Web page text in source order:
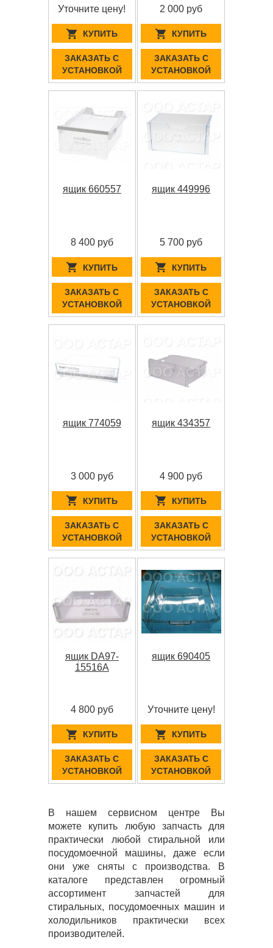
Уточните цену!
КУПИТЬ
ЗАКАЗАТЬ С
УСТАНОВКОЙ
2 000 руб
КУПИТЬ
ЗАКАЗАТЬ С
УСТАНОВКОЙ
ящик 660557
8 400 руб
КУПИТЬ
ЗАКАЗАТЬ С
УСТАНОВКОЙ
ящик 449996
5 700 руб
КУПИТЬ
ЗАКАЗАТЬ С
УСТАНОВКОЙ
ящик 774059
3 000 руб
КУПИТЬ
ЗАКАЗАТЬ С
УСТАНОВКОЙ
ящик 434357
4 900 руб
КУПИТЬ
ЗАКАЗАТЬ С
УСТАНОВКОЙ
ящик DA97-
15516A
4 800 руб
КУПИТЬ
ЗАКАЗАТЬ С
УСТАНОВКОЙ
ящик 690405
Уточните цену!
КУПИТЬ
ЗАКАЗАТЬ С
УСТАНОВКОЙ
В нашем сервисном центре Вы
можете купить любую запчасть для
практически любой стиральной или
посудомоечной машины, даже если
они уже сняты с производства. В
каталоге представлен огромный
ассортимент запчастей для
стиральных, посудомоечных машин и
холодильников практически всех
производителей.